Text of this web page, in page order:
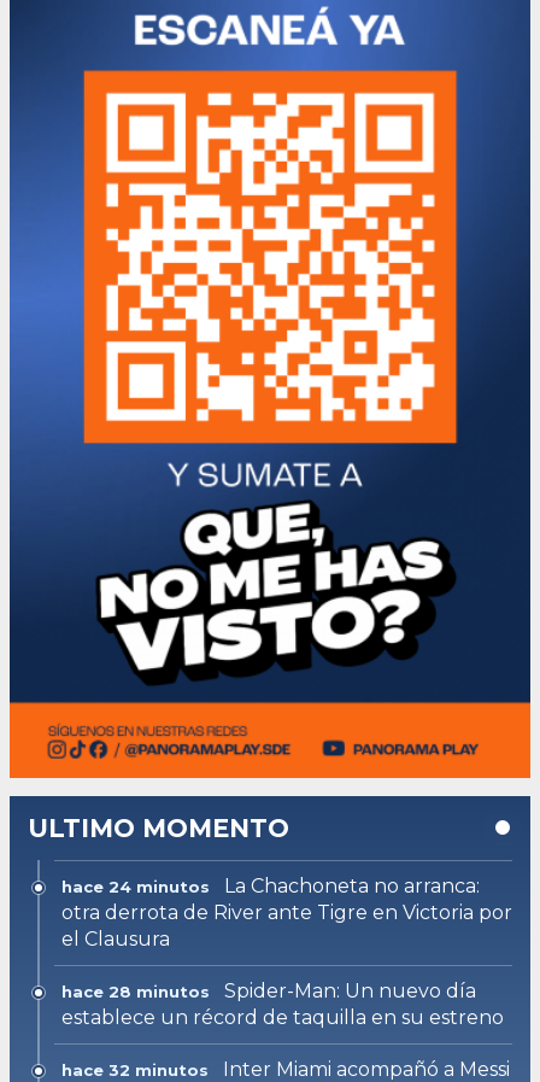
ULTIMO MOMENTO
hace 24 minutos
La Chachoneta no arranca:
otra derrota de River ante Tigre en Victoria por
el Clausura
hace 28 minutos
Spider-Man: Un nuevo día
establece un récord de taquilla en su estreno
hace 32 minutos
Inter Miami acompañó a Messi